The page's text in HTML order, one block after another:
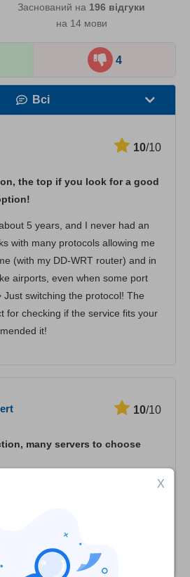
Заснований на 196 відгуки
на 14 мови
4
Всі
Безпека
клієнтів
10/10
the top if you look for a good
5 years, and I never had an
with many protocols allowing me
(with my DD-WRT router) and in
airports, even when some port
Just switching the protocol! The
for checking if the service fits your
it!
10/10
many servers to choose
Support is pretty quick.
X